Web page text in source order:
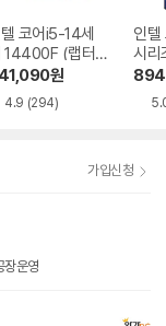
코어i5-14세
14400F (랩터
크 리프레시)
원
4.9 (294)
인텔
시리
로우
가입신청
장운영